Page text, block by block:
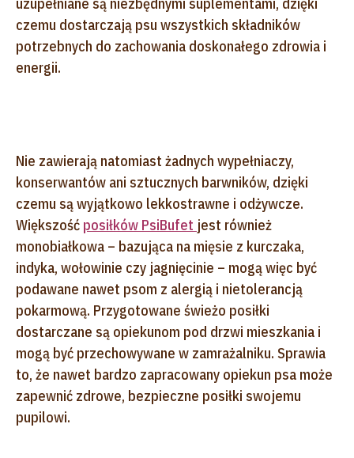
czemu dostarczają psu wszystkich składników
potrzebnych do zachowania doskonałego zdrowia i
energii.
Nie zawierają natomiast żadnych wypełniaczy,
konserwantów ani sztucznych barwników, dzięki
czemu są wyjątkowo lekkostrawne i odżywcze.
Większość posiłków PsiBufet jest również
monobiałkowa – bazująca na mięsie z kurczaka,
indyka, wołowinie czy jagnięcinie – mogą więc być
podawane nawet psom z alergią i nietolerancją
pokarmową. Przygotowane świeżo posiłki
dostarczane są opiekunom pod drzwi mieszkania i
mogą być przechowywane w zamrażalniku. Sprawia
to, że nawet bardzo zapracowany opiekun psa może
zapewnić zdrowe, bezpieczne posiłki swojemu
pupilowi.